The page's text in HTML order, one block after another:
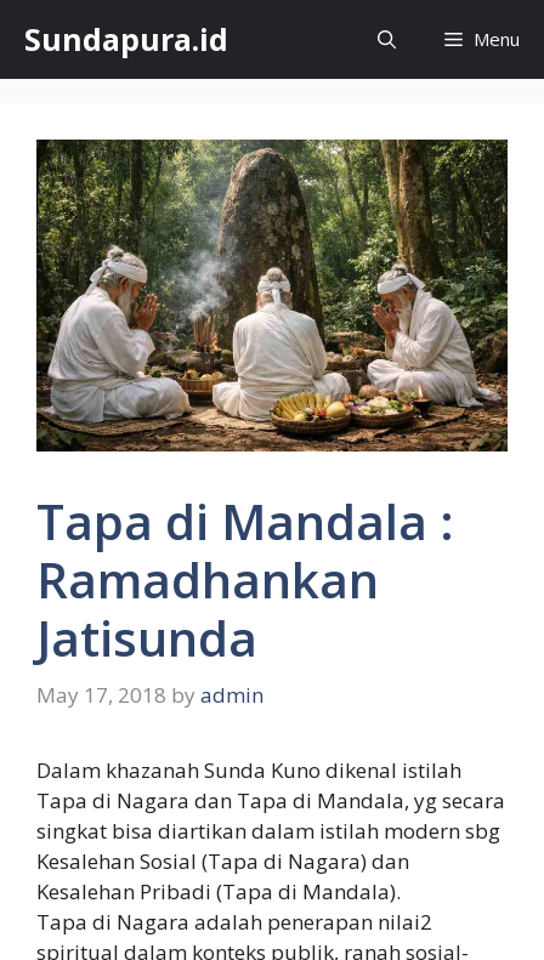
content
Sundapura.id Menu
Tapa di Mandala :
Ramadhankan
Jatisunda
May 17, 2018 by admin
Dalam khazanah Sunda Kuno dikenal istilah
Tapa di Nagara dan Tapa di Mandala, yg secara
singkat bisa diartikan dalam istilah modern sbg
Kesalehan Sosial (Tapa di Nagara) dan
Kesalehan Pribadi (Tapa di Mandala).
Tapa di Nagara adalah penerapan nilai2
spiritual dalam konteks publik, ranah sosial-